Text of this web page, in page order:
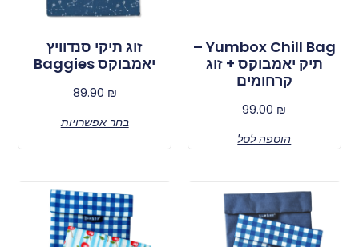
Yumbox Chill Bag –
תיק יאמבוקס + זוג
קרחומים
99.00 ₪
הוספה לסל
זוג תיקי סנדוויץ
יאמבוקס Baggies
89.90 ₪
בחר אפשרויות